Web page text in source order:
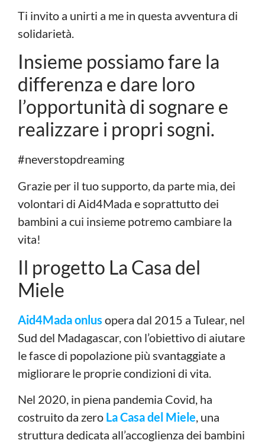
Ti invito a unirti a me in questa avventura di
solidarietà.
Insieme possiamo fare la
differenza e dare loro
l’opportunità di sognare e
realizzare i propri sogni.
#neverstopdreaming
Grazie per il tuo supporto, da parte mia, dei
volontari di Aid4Mada e soprattutto dei
bambini a cui insieme potremo cambiare la
vita!
Il progetto La Casa del
Miele
Aid4Mada onlus opera dal 2015 a Tulear, nel
Sud del Madagascar, con l’obiettivo di aiutare
le fasce di popolazione più svantaggiate a
migliorare le proprie condizioni di vita.
Nel 2020, in piena pandemia Covid, ha
costruito da zero La Casa del Miele, una
struttura dedicata all’accoglienza dei bambini